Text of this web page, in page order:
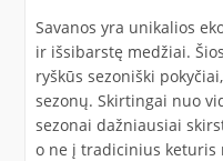
Savanos yra unikalios
ir išsibarstę medžiai.
ryškūs sezoniški
sezonų. Skirtingai nuo
sezonai dažniausiai
o ne į tradicinius keturis